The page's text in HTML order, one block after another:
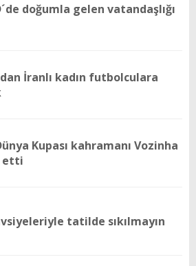
doğumla gelen vatandaşlığı
İranlı kadın futbolculara
Kupası kahramanı Vozinha
etti
tatilde sıkılmayın